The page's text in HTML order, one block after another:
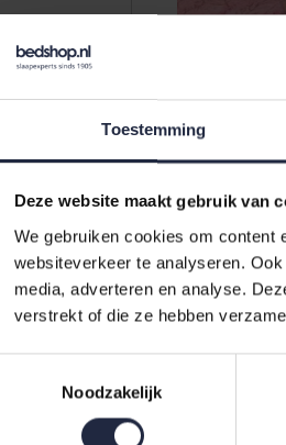
Toestemming
Deze website maakt gebruik van
We gebruiken cookies om content
websiteverkeer te analyseren.
media, adverteren en analyse.
verstrekt of die ze hebben
Noodzakelijk
Pip Studio Coco